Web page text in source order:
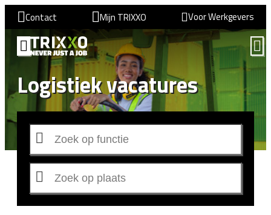
Contact Mijn TRIXXO Voor Werkgevers
Logistiek vacatures